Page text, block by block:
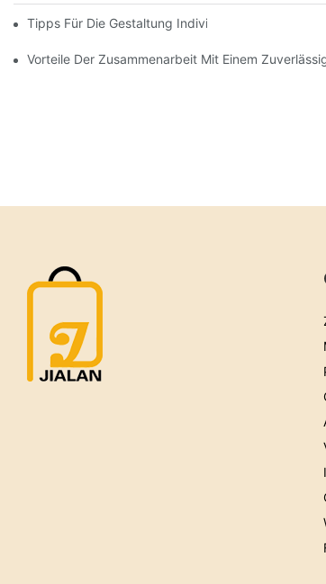
Tipps Für Die Gestaltung Individueller Papiertüten,
Vorteile Der Zusammenarbeit Mit Einem